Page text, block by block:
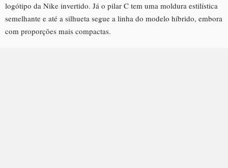
logótipo da Nike invertido. Já o pilar C tem uma moldura estilística
semelhante e até a silhueta segue a linha do modelo híbrido, embora
com proporções mais compactas.